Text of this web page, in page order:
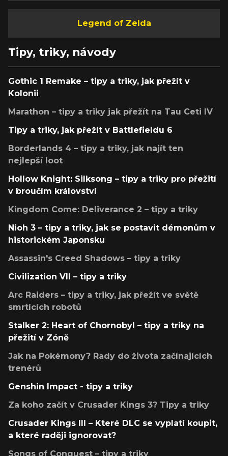
Legend of Zelda
Tipy, triky, návody
Gothic 1 Remake – tipy a triky, jak přežít v
Kolonii
Marathon – tipy a triky jak přežít na Tau Ceti IV
Tipy a triky, jak přežít v Battlefieldu 6
Borderlands 4 – tipy a triky, jak najít ten
nejlepší loot
Hollow Knight: Silksong – tipy a triky pro přežití
v broučím království
Kingdom Come: Deliverance 2 – tipy a triky
Nioh 3 – tipy a triky, jak se postavit démonům v
historickém Japonsku
Assassin's Creed Shadows – tipy a triky
Civilization VII – tipy a triky
Arc Raiders – tipy a triky, jak přežít ve světě
smrtících robotů
Stalker 2: Heart of Chornobyl – tipy a triky na
přežití v Zóně
Jak na Pokémony? Rady do života začínajících
trenérů
Genshin Impact - tipy a triky
Za koho začít v Crusader Kings 3? Tipy a triky
Crusader Kings III – Které DLC se vyplatí koupit,
a které raději ignorovat?
Songs of Conquest – tipy a triky